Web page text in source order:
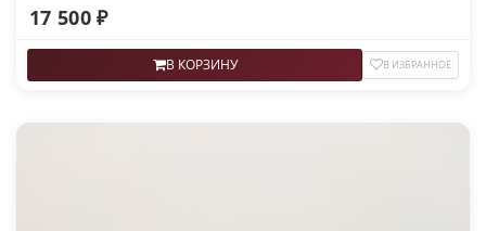
17 500 ₽
В КОРЗИНУ В ИЗБРАННОЕ